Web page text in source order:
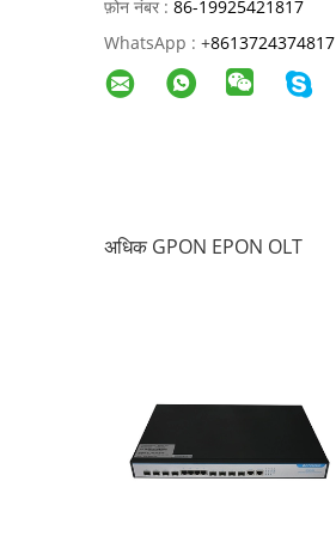
फ़ोन नंबर : 86-19925421817
WhatsApp : +8613724374817
अधिक GPON EPON OLT